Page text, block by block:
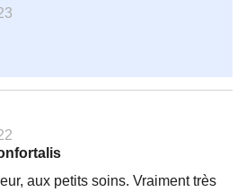
aux petits soins. Vraiment très